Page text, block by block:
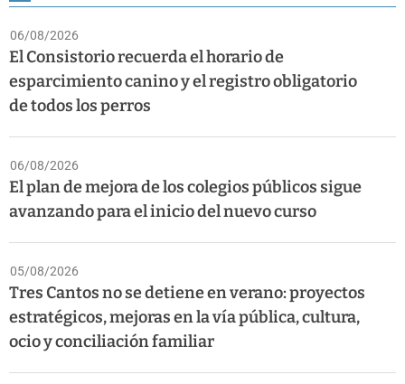
06/08/2026
El Consistorio recuerda el horario de
esparcimiento canino y el registro obligatorio
de todos los perros
06/08/2026
El plan de mejora de los colegios públicos sigue
avanzando para el inicio del nuevo curso
05/08/2026
Tres Cantos no se detiene en verano: proyectos
estratégicos, mejoras en la vía pública, cultura,
ocio y conciliación familiar